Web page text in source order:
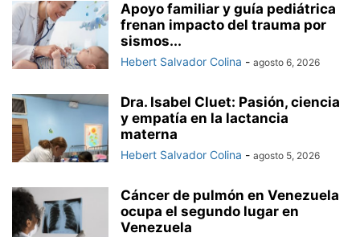
Apoyo familiar y guía pediátrica
frenan impacto del trauma por
sismos...
Hebert Salvador Colina - agosto 6, 2026
Dra. Isabel Cluet: Pasión, ciencia
y empatía en la lactancia
materna
Hebert Salvador Colina - agosto 5, 2026
Cáncer de pulmón en Venezuela
ocupa el segundo lugar en
Venezuela